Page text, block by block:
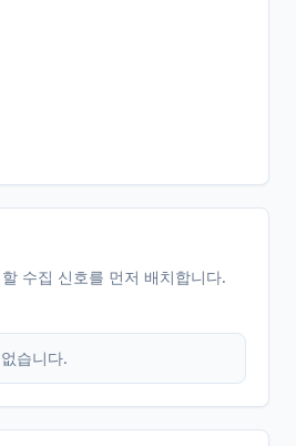
수집 신호를 먼저 배치합니다.
습니다.